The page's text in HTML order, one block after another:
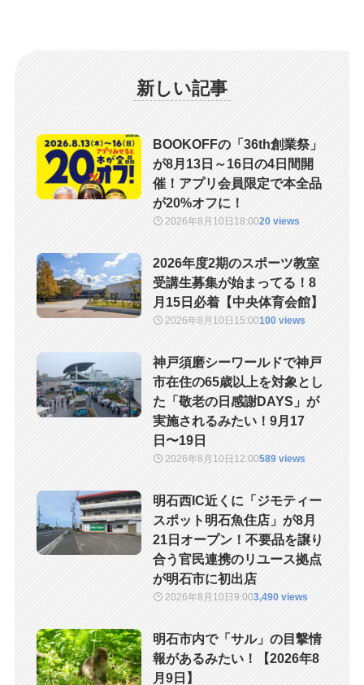
新しい記事
BOOKOFFの「36th創業祭」
が8月13日～16日の4日間開
催！アプリ会員限定で本全品
が20%オフに！
2026年8月10日 18:0020 views
2026年度2期のスポーツ教室
受講生募集が始まってる！8
月15日必着【中央体育会館】
2026年8月10日 15:00100 views
神戸須磨シーワールドで神戸
市在住の65歳以上を対象とし
た「敬老の日感謝DAYS」が
実施されるみたい！9月17
日〜19日
2026年8月10日 12:00589 views
明石西IC近くに「ジモティー
スポット明石魚住店」が8月
21日オープン！不要品を譲り
合う官民連携のリユース拠点
が明石市に初出店
2026年8月10日 9:003,490 views
明石市内で「サル」の目撃情
報があるみたい！【2026年8
月9日】